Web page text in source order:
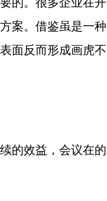
案。借鉴虽是一种
面反而形成画虎不
的效益，会议在的